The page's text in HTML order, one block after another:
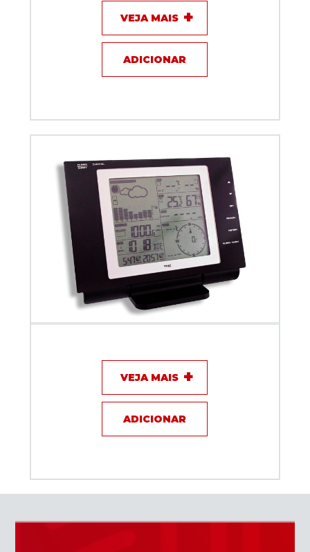
VEJA MAIS
ADICIONAR
VEJA MAIS
ADICIONAR